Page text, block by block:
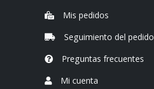
Mis pedidos
Seguimiento del pedido
Preguntas frecuentes
Mi cuenta